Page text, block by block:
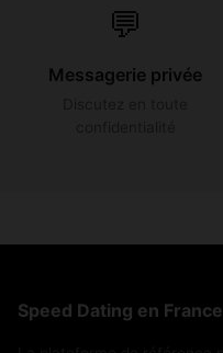
💬
Messagerie privée
Speed Dating en France